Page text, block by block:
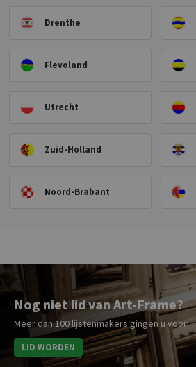
Drenthe
Flevoland
Utrecht
Zuid-Holland
Noord-Brabant
Nog niet lid van Art-Frame?
Meer dan 100 lijstenmakers gingen u voor!
LID WORDEN